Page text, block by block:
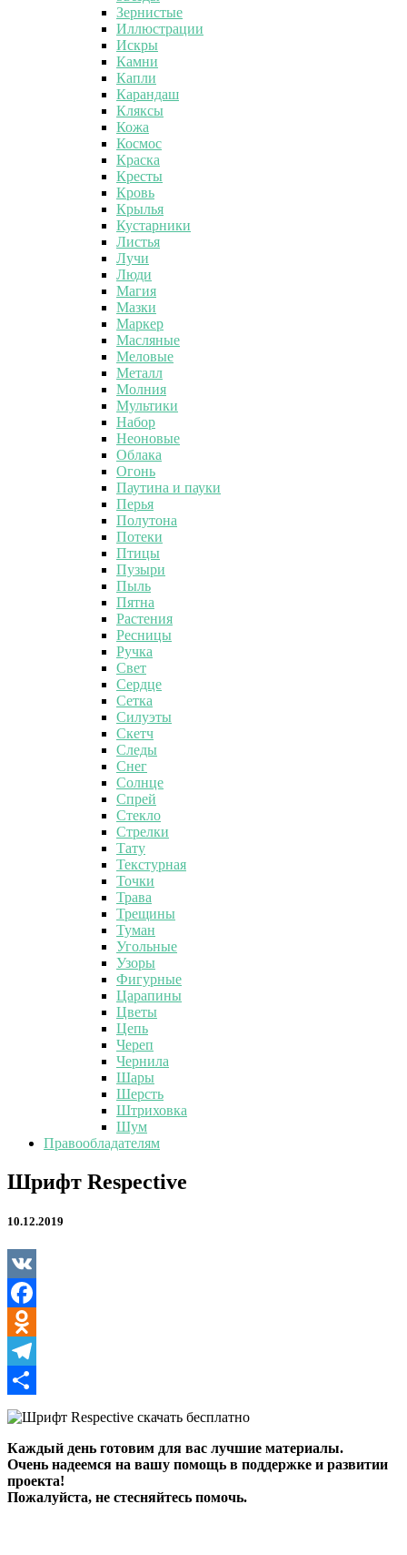
Зернистые
Иллюстрации
Искры
Камни
Капли
Карандаш
Кляксы
Кожа
Космос
Краска
Кресты
Кровь
Крылья
Кустарники
Листья
Лучи
Люди
Магия
Мазки
Маркер
Масляные
Меловые
Металл
Молния
Мультики
Набор
Неоновые
Облака
Огонь
Паутина и пауки
Перья
Полутона
Потеки
Птицы
Пузыри
Пыль
Пятна
Растения
Ресницы
Ручка
Свет
Сердце
Сетка
Силуэты
Скетч
Следы
Снег
Солнце
Спрей
Стекло
Стрелки
Тату
Текстурная
Точки
Трава
Трещины
Туман
Угольные
Узоры
Фигурные
Царапины
Цветы
Цепь
Череп
Чернила
Шары
Шерсть
Штриховка
Шум
Правообладателям
Шрифт
Respective
Шрифт Respective
10.12.2019
VK
Facebook
Odnoklassniki
Telegram
Отправить
Каждый день готовим для вас лучшие материалы.
Очень надеемся на вашу помощь в поддержке и развитии
проекта!
Пожалуйста, не стесняйтесь помочь.